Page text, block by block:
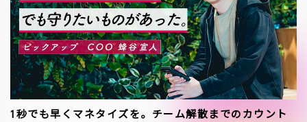
1秒でも早くマネタイズを。チーム解散までのカウント